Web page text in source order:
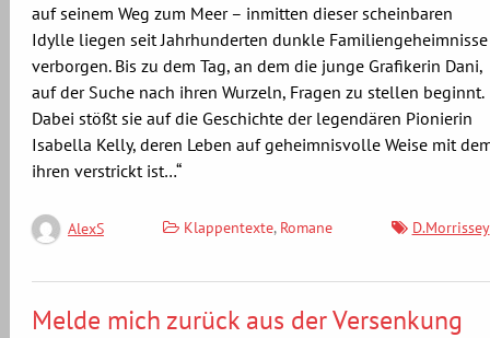
auf seinem Weg zum Meer – inmitten dieser scheinbaren
Idylle liegen seit Jahrhunderten dunkle Familiengeheimnisse
verborgen. Bis zu dem Tag, an dem die junge Grafikerin Dani,
auf der Suche nach ihren Wurzeln, Fragen zu stellen beginnt.
Dabei stößt sie auf die Geschichte der legendären Pionierin
Isabella Kelly, deren Leben auf geheimnisvolle Weise mit
ihren verstrickt ist…“
AlexS Klappentexte, Romane D.Morrissey
Melde mich zurück aus der Versenkung